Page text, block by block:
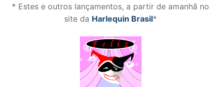
* Estes e outros lançamentos, a partir de amanhã no
site da Harlequin Brasil*